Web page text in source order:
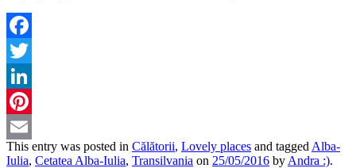
Facebook
Twitter
LinkedIn
Pinterest
Email
This entry was posted in Călătorii, Lovely places and tagged Alba-
Iulia, Cetatea Alba-Iulia, Transilvania on 25/05/2016 by Andra :).